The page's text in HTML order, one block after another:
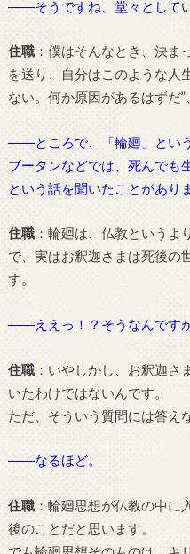
――そうですね、堂々として
住職：僕はそんなとき、決ま
を送り、自分はこのような
ない。何か原因があるはずだ
――ところで、「輪廻」とい
ブータンなどでは、死んでも
という話を聞いたことがあり
住職：輪廻は、仏教というよ
で、実はお釈迦さまは死後の
す。
――ええっ！？そうなんですか
住職：いやしかし、お釈迦さ
いたわけではないんです。
ただ、そういう質問には答え
――なるほど。
住職：輪廻思想が仏教の中に
後のことだと思います。